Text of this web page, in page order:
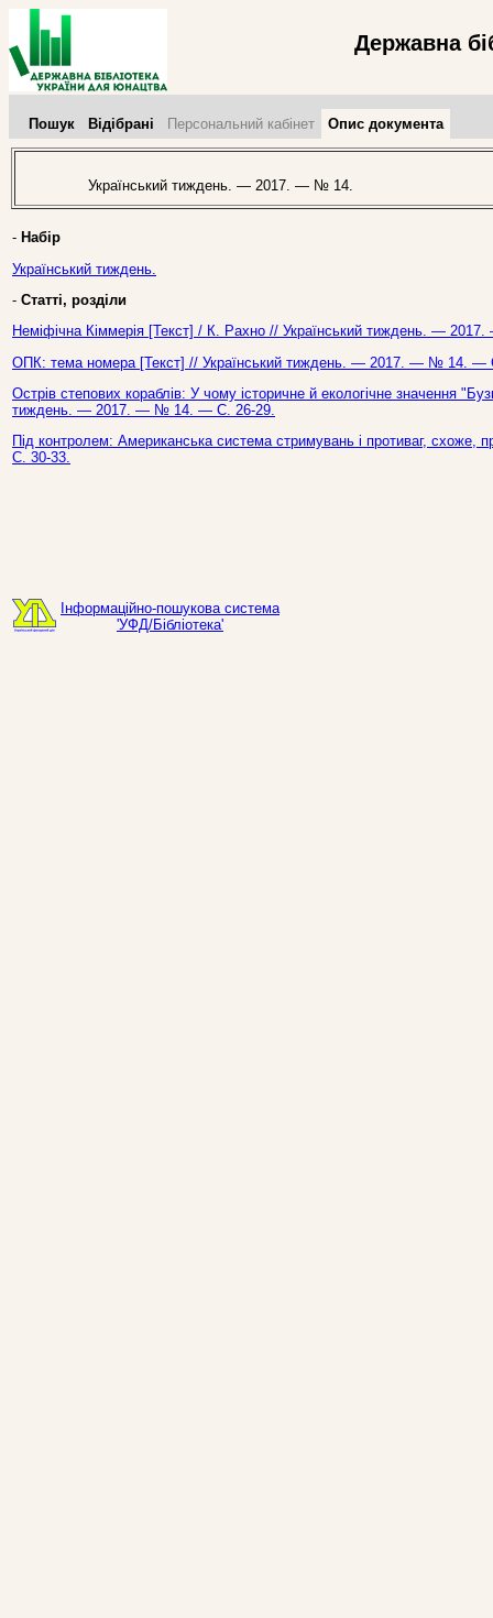
Державна
Пошук Відібрані Персональний кабінет Опис документа
Український тиждень. — 2017. — № 14.
- Набір
Український тиждень.
- Статті, розділи
Неміфічна Кіммерія [Текст] / К. Рахно // Український тиждень. —
ОПК: тема номера [Текст] // Український тиждень. — 2017. — № 14. —
Острів степових кораблів: У чому історичне й екологічне значення
тиждень. — 2017. — № 14. — С. 26-29.
Під контролем: Американська система стримувань і противаг,
С. 30-33.
Інформаційно-пошукова система
'УФД/Бібліотека'